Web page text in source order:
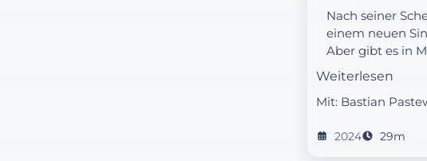
Nach seiner
einem neuen
Aber gibt es in
kennt?
die
Weiterlesen
Mit: Bastian
2024 29m